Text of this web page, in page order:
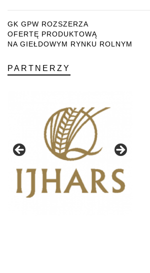
GK GPW ROZSZERZA
OFERTĘ PRODUKTOWĄ
NA GIEŁDOWYM RYNKU ROLNYM
PARTNERZY